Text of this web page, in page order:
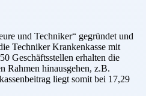
und Techniker“ gegründet und
Techniker Krankenkasse mit
Geschäftsstellen erhalten die
Rahmen hinausgehen, z.B.
liegt somit bei 17,29